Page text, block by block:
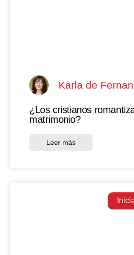
Karla de
¿Los cristianos
matrimonio?
Leer más